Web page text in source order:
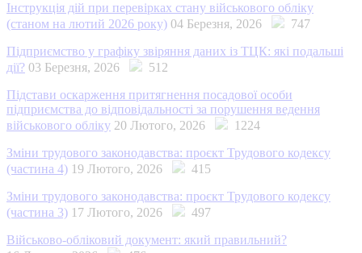
Інструкція дій при перевірках стану військового обліку
(станом на лютий 2026 року) 04 Березня, 2026
747
Підприємство у графіку звіряння даних із ТЦК: які подальші
дії? 03 Березня, 2026
512
Підстави оскарження притягнення посадової особи
підприємства до відповідальності за порушення ведення
військового обліку 20 Лютого, 2026
1224
Зміни трудового законодавства: проєкт Трудового кодексу
(частина 4) 19 Лютого, 2026
415
Зміни трудового законодавства: проєкт Трудового кодексу
(частина 3) 17 Лютого, 2026
497
Військово-обліковий документ: який правильний?